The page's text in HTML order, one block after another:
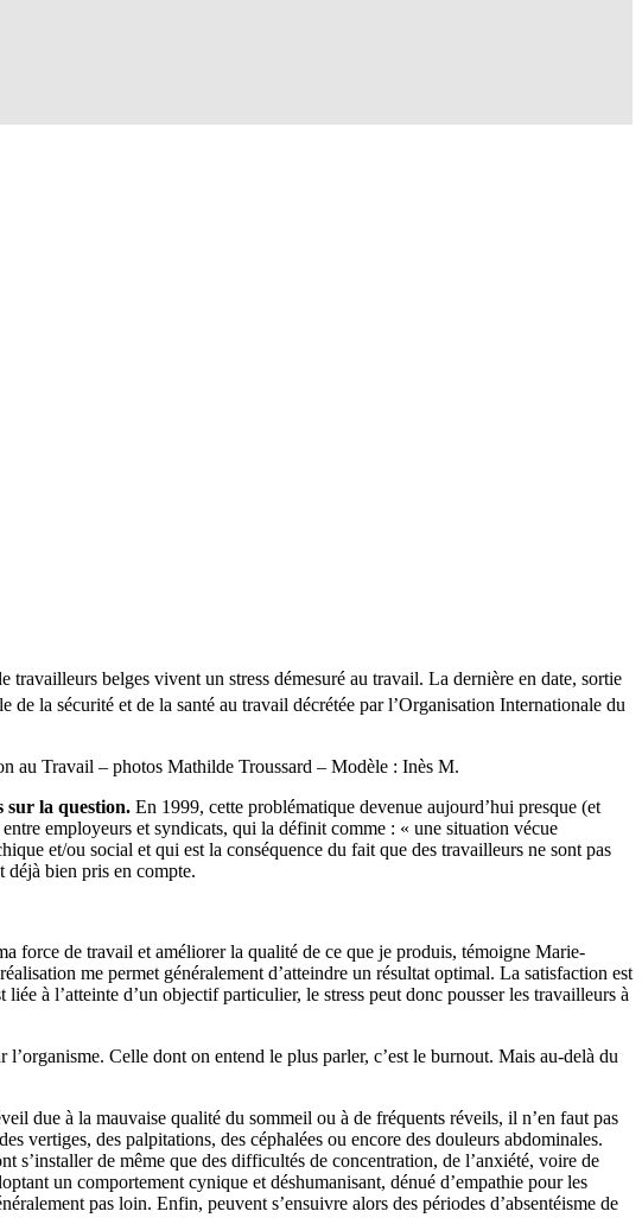
travailleurs belges vivent un stress démesuré au travail. La dernière en date, sortie
la sécurité et de la santé au travail décrétée par l’Organisation Internationale du
au Travail – photos Mathilde Troussard – Modèle : Inès M.
sur la question. En 1999, cette problématique devenue aujourd’hui presque (et
employeurs et syndicats, qui la définit comme : « une situation vécue
et/ou social et qui est la conséquence du fait que des travailleurs ne sont pas
déjà bien pris en compte.
force de travail et améliorer la qualité de ce que je produis, témoigne Marie-
me permet généralement d’atteindre un résultat optimal. La satisfaction est
à l’atteinte d’un objectif particulier, le stress peut donc pousser les travailleurs à
Celle dont on entend le plus parler, c’est le burnout. Mais au-delà du
due à la mauvaise qualité du sommeil ou à de fréquents réveils, il n’en faut pas
vertiges, des palpitations, des céphalées ou encore des douleurs abdominales.
de même que des difficultés de concentration, de l’anxiété, voire de
un comportement cynique et déshumanisant, dénué d’empathie pour les
pas loin. Enfin, peuvent s’ensuivre alors des périodes d’absentéisme de